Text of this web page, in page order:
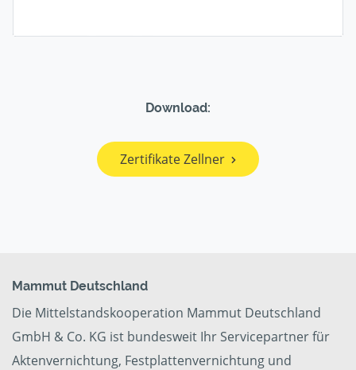
Download:
Zertifikate Zellner
Mammut Deutschland
Die Mittelstandskooperation Mammut Deutschland
GmbH & Co. KG ist bundesweit Ihr Servicepartner für
Aktenvernichtung, Festplattenvernichtung und